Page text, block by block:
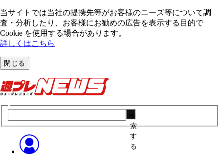
当サイトでは当社の提携先等がお客様のニーズ等について調
査・分析したり、お客様にお勧めの広告を表⽰する⽬的で
Cookie を使⽤する場合があります。
詳しくはこちら
閉じる
索
す
る